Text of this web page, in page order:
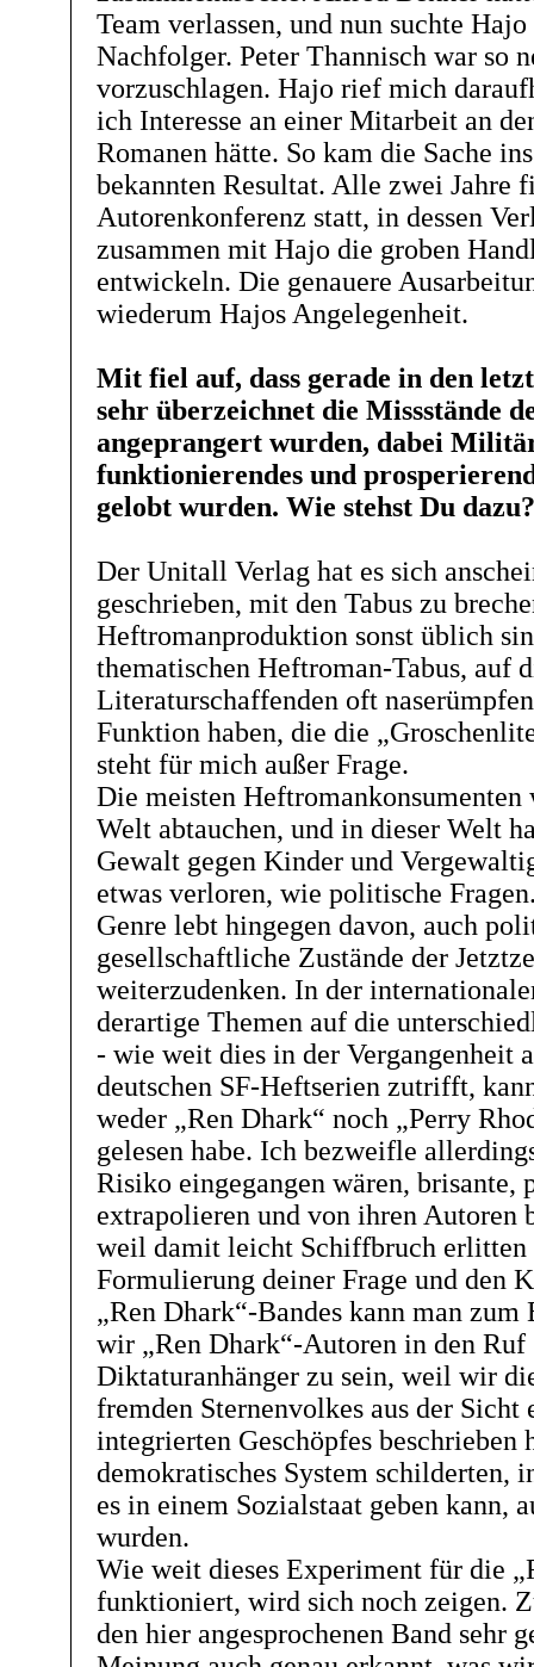
Team verlassen, und nun suchte
Nachfolger. Peter Thannisch war so
vorzuschlagen. Hajo rief mich
ich Interesse an einer Mitarbeit an
Romanen hätte. So kam die Sache
bekannten Resultat. Alle zwei Jahre
Autorenkonferenz statt, in dessen
zusammen mit Hajo die groben
entwickeln. Die genauere
wiederum Hajos Angelegenheit.
Mit fiel auf, dass gerade in den
sehr überzeichnet die Missstände
angeprangert wurden, dabei
funktionierendes und
gelobt wurden. Wie stehst Du dazu?
Der Unitall Verlag hat es sich
geschrieben, mit den Tabus zu
Heftromanproduktion sonst üblich
thematischen Heftroman-Tabus, auf
Literaturschaffenden oft
Funktion haben, die die
steht für mich außer Frage.
Die meisten
Welt abtauchen, und in dieser Welt
Gewalt gegen Kinder und
etwas verloren, wie politische
Genre lebt hingegen davon, auch
gesellschaftliche Zustände der
weiterzudenken. In der
derartige Themen auf die
- wie weit dies in der Vergangenheit
deutschen SF-Heftserien zutrifft,
weder „Ren Dhark“ noch „Perry
gelesen habe. Ich bezweifle
Risiko eingegangen wären, brisante,
extrapolieren und von ihren Autoren
weil damit leicht Schiffbruch erlitten
Formulierung deiner Frage und den
„Ren Dhark“-Bandes kann man zum
wir „Ren Dhark“-Autoren in den
Diktaturanhänger zu sein, weil wir
fremden Sternenvolkes aus der Sicht
integrierten Geschöpfes beschrieben
demokratisches System schilderten,
es in einem Sozialstaat geben kann,
wurden.
Wie weit dieses Experiment für die
funktioniert, wird sich noch zeigen.
den hier angesprochenen Band sehr